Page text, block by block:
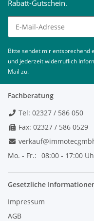
Rabatt-Gutschein.
Newsletter abonnieren
Bitte sendet mir entsprechend
und jederzeit widerruflich
Mail zu.
Fachberatung
Tel: 02327 / 586 050
Fax: 02327 / 586 0529
Mo. - Fr.: 08:00 - 17:00
Gesetzliche
Impressum
AGB